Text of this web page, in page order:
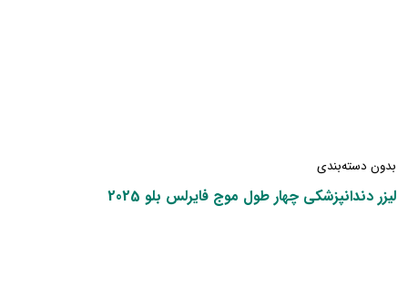
بدون دسته‌بندی
لیزر دندانپزشکی چهار طول موج فایرلس بلو 2025